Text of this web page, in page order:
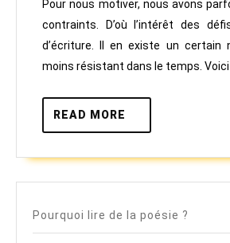
motiver
Pour nous motiver, nous avons
contraints. D’où l’intérêt des
d’écriture. Il en existe un certain
moins résistant dans le temps. Voici
READ MORE
MORE
Pourquoi lire de la poésie ?